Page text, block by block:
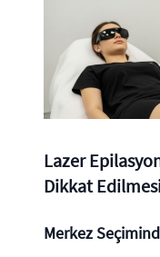
Lazer
Dikkat
Merkez